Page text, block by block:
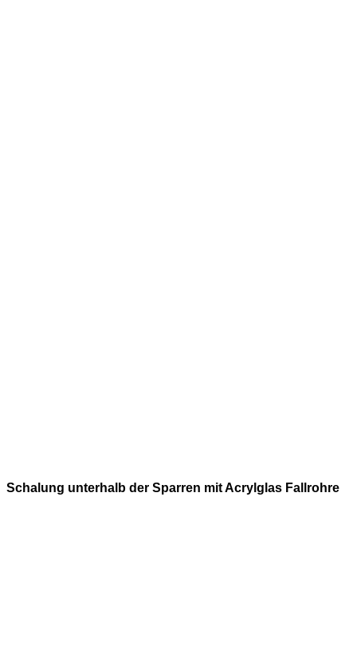
Schalung unterhalb der Sparren mit Acrylglas Fallrohre